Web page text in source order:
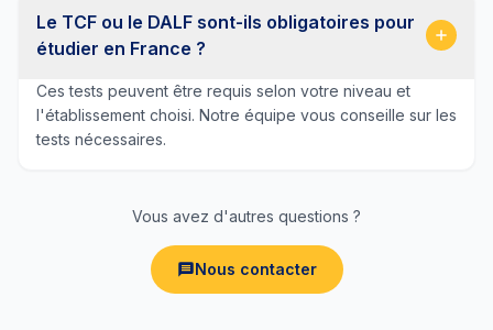
Le TCF ou le DALF sont-ils obligatoires pour
étudier en France ?
Ces tests peuvent être requis selon votre niveau et
l'établissement choisi. Notre équipe vous conseille sur les
tests nécessaires.
Vous avez d'autres questions ?
Nous contacter